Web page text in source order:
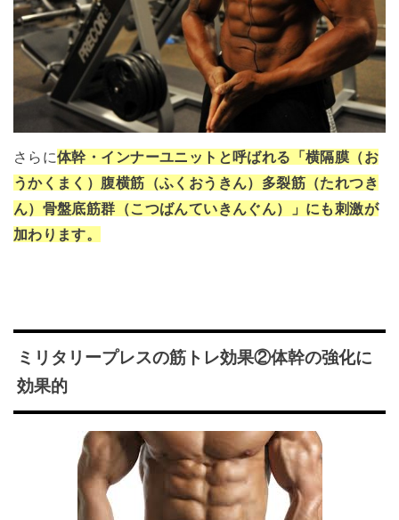
さらに体幹・インナーユニットと呼ばれる「横隔膜（お
うかくまく）腹横筋（ふくおうきん）多裂筋（たれつき
ん）骨盤底筋群（こつばんていきんぐん）」にも刺激が
加わります。
ミリタリープレスの筋トレ効果②体幹の強化に
効果的